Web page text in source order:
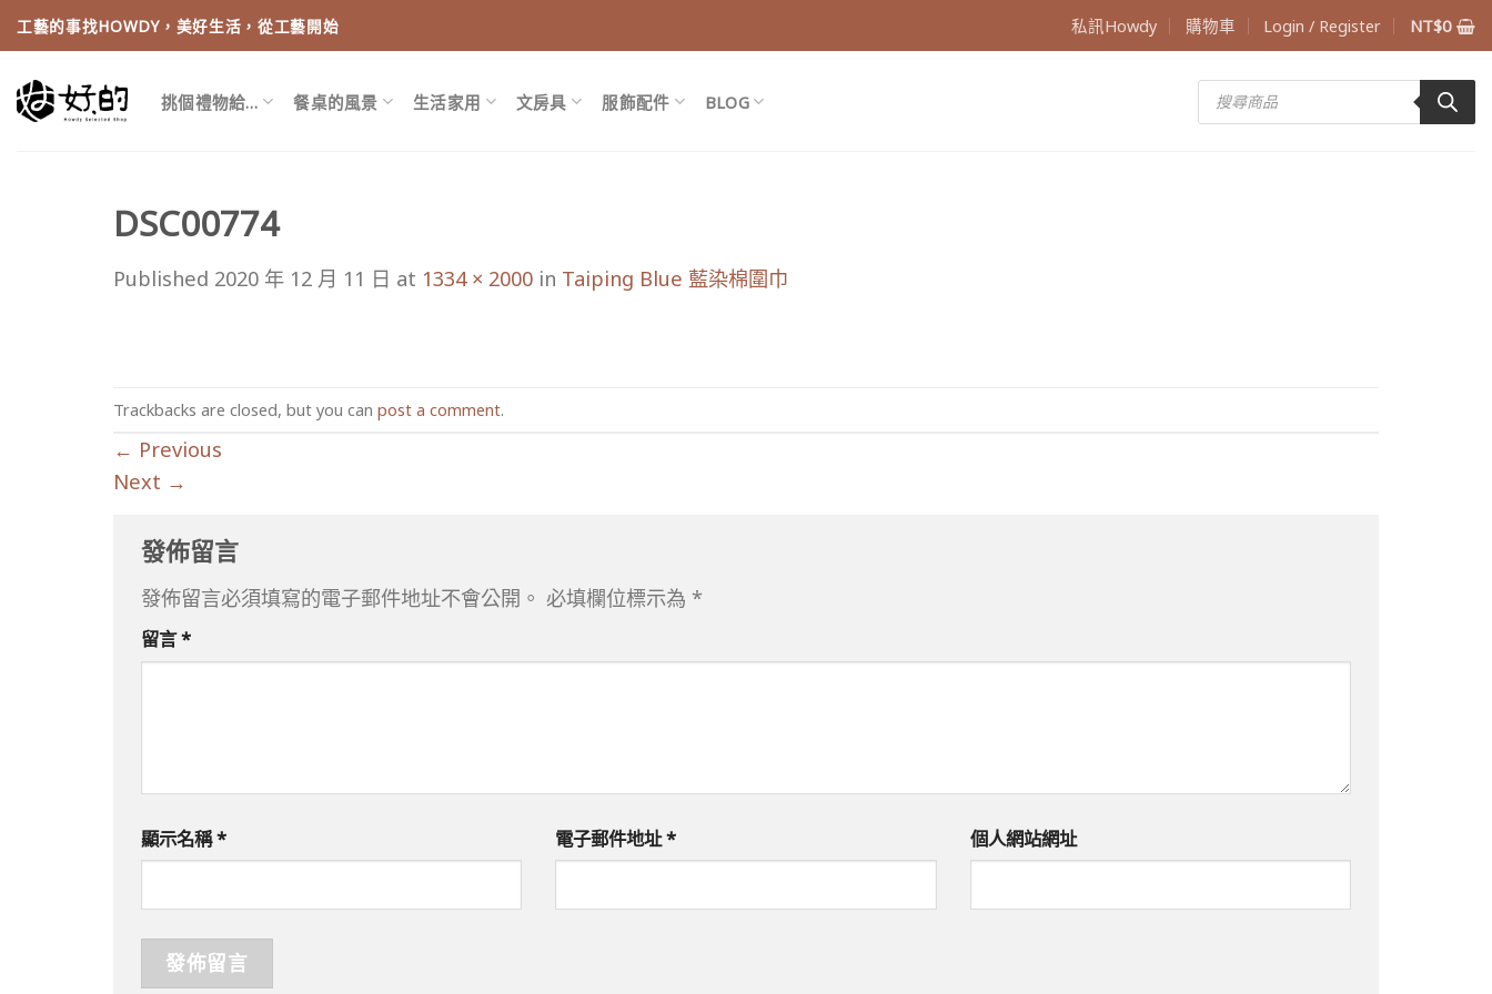
Skip
to
content
工藝的事找HOWDY，美好生活，從工藝開始 私訊Howdy 購物車 Login / Register NT$0
挑個禮物給… 餐桌的風景 生活家用 文房具 服飾配件 BLOG
Products
search
DSC00774
Published 2020 年 12 月 11 日 at 1334 × 2000 in Taiping Blue 藍染棉圍巾
Trackbacks are closed, but you can post a comment.
← Previous
Next →
發佈留言
發佈留言必須填寫的電子郵件地址不會公開。 必填欄位標示為 *
留言*
顯示名稱* 電子郵件地址* 個人網站網址